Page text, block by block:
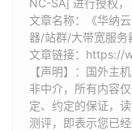
文章名称：《华纳
器/站群/大带宽服务
文章链接： https://
【声明】：国外主
非中介，所有内容
定、约定的保证，
测评，即表示您已